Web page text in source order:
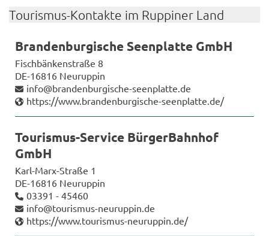
Tourismus-​Kontakte im Rup­pi­ner Land
Bran­den­bur­gi­sche Se­en­plat­te GmbH
Fisch­bän­ken­stra­ße 8
DE-​16816 Neu­rup­pin
info@brandenburgische-​seenplatte.de
https://www.brandenburgische-​seenplatte.de/
Tourismus-​Service Bür­ger­Bahn­hof
GmbH
Karl-​Marx-Straße 1
DE-​16816 Neu­rup­pin
03391 - 45460
info@tourismus-​neuruppin.de
https://www.tourismus-​neuruppin.de/